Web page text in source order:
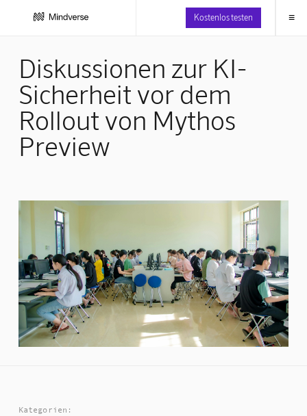
Kostenlos testen ≡
Diskussionen zur KI-
Sicherheit vor dem
Rollout von Mythos
Preview
Kategorien: